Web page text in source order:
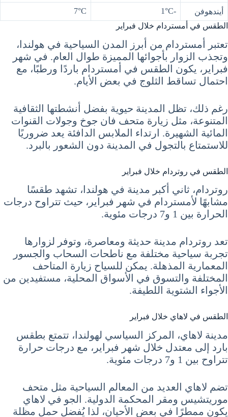
أيندهوفن -1°C
7°C
الطقس في أمستردام خلال فبراير
تعتبر أمستردام من أبرز المدن السياحية في هولندا،
وتجذب الزوار بأجوائها المميزة طوال العام. في شهر
فبراير، يكون الطقس في أمستردام باردًا ورطبًا، مع
احتمال تساقط الثلوج في بعض الأيام.
رغم ذلك، تظل المدينة حيوية بفضل أنشطتها الثقافية
المتنوعة، مثل زيارة متحف فان جوخ وجولات القنوات
المائية الشهيرة. ارتداء الملابس الدافئة يعد ضروريًا
للاستمتاع بالتجول في المدينة دون الشعور بالبرد.
الطقس في روتردام خلال فبراير
روتردام، ثاني أكبر مدينة في هولندا، تشهد طقسًا
مشابهًا لأمستردام في شهر فبراير، حيث تتراوح درجات
الحرارة بين 1 و7 درجات مئوية.
تعد روتردام مدينة حديثة ومعاصرة، وتوفر لزوارها
تجربة سياحية مختلفة مع ناطحات السحاب والجسور
المعمارية المذهلة. يمكن للسياح زيارة المتاحف
المختلفة والتسوق في الأسواق المحلية، مستفيدين من
الأجواء الشتوية اللطيفة.
الطقس في لاهاي خلال فبراير
مدينة لاهاي، المركز السياسي لهولندا، تتمتع بطقس
بارد إلى معتدل خلال شهر فبراير، مع درجات حرارة
تتراوح بين 1 و7 درجات مئوية.
تضم لاهاي العديد من المعالم السياحية مثل متحف
موريتشيس ومقر المحكمة الدولية. الجو في لاهاي
يكون ممطرًا في بعض الأحيان، لذا يُفضل حمل مظلة